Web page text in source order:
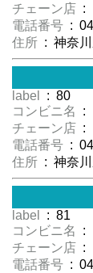
チェーン店 :
電話番号 :
住所 : 神奈
label
: 80
コンビニ名
:
チェーン店 :
電話番号 :
住所 : 神奈
label
: 81
コンビニ名
:
チェーン店 :
電話番号 :